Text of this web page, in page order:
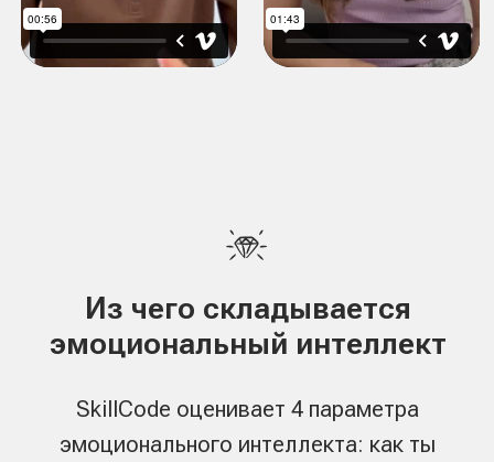
В отчете ты увидешь не общую оценку «хороший/
плохой», а карту эмоционального интеллекта: